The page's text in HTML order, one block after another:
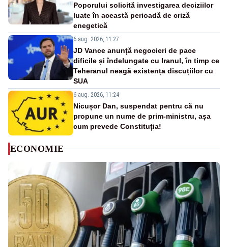
Poporului solicită investigarea deciziilor
luate în această perioadă de criză
enegetică
6 aug. 2026, 11:27
JD Vance anunță negocieri de pace
dificile și îndelungate cu Iranul, în timp ce
Teheranul neagă existența discuțiilor cu
SUA
6 aug. 2026, 11:24
Nicușor Dan, suspendat pentru că nu
propune un nume de prim-ministru, așa
cum prevede Constituția!
ECONOMIE